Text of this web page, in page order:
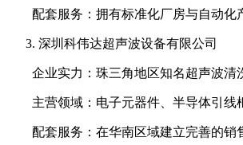
配套服务：拥有标准化厂房与自动化产
深圳科伟达超声波设备有限公司
企业实力：珠三角地区知名超声波清洗
主营领域：电子元器件、半导体引线
配套服务：在华南区域建立完善的销售